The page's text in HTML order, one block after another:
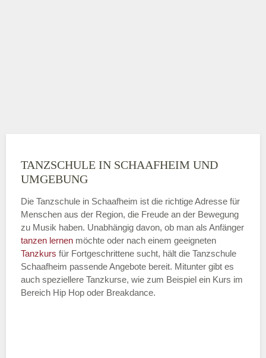
TANZSCHULE IN SCHAAFHEIM UND
UMGEBUNG
Die Tanzschule in Schaafheim ist die richtige Adresse für
Menschen aus der Region, die Freude an der Bewegung
zu Musik haben. Unabhängig davon, ob man als Anfänger
tanzen lernen möchte oder nach einem geeigneten
Tanzkurs für Fortgeschrittene sucht, hält die Tanzschule
Schaafheim passende Angebote bereit. Mitunter gibt es
auch speziellere Tanzkurse, wie zum Beispiel ein Kurs im
Bereich Hip Hop oder Breakdance.